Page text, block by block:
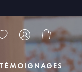
TÉMOIGNAGES